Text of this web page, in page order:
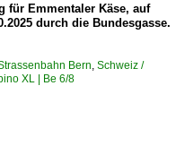
für Emmentaler Käse, auf
durch die Bundesgasse.
Bern, Schweiz /
XL | Be 6/8